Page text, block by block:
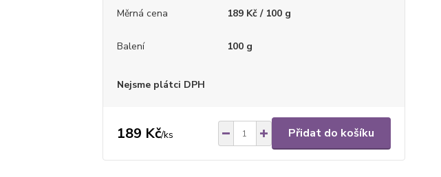
Měrná cena
189 Kč / 100 g
Balení 100 g
Nejsme plátci DPH
189 Kč/ks Přidat do košíku